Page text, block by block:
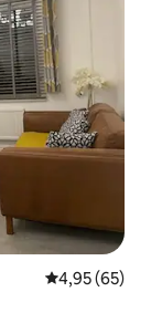
Évaluation
4,95 (65)